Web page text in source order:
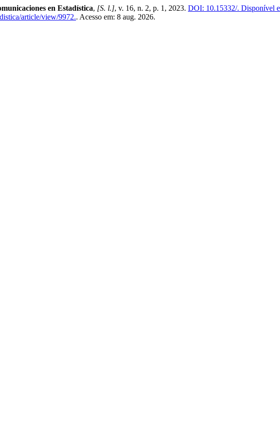
en Estadística, [S. l.], v. 16, n. 2, p. 1, 2023. DOI: 10.15332/. Disponível
article/view/9972.. Acesso em: 8 aug. 2026.